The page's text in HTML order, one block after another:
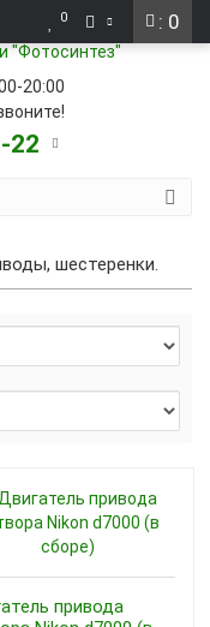
: 0
0
20:00
22
шестеренки.
привода